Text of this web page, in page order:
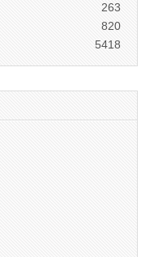
263
820
5418